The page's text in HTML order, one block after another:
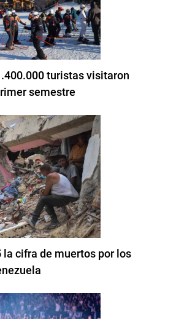
turistas visitaron
semestre
la cifra de muertos por los